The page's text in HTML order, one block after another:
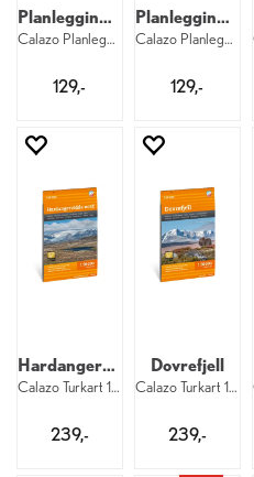
Planleggingskart Sør-Norge
Calazo Planleggingskart 1:500 000 Sør
129,-
Planleggingskart Nord-Norge
Calazo Planleggingskart 1:500 000 Nord
129,-
Hardangervidda nord
Calazo Turkart 1:50 000
239,-
Dovrefjell
Calazo Turkart 1:50 000
239,-